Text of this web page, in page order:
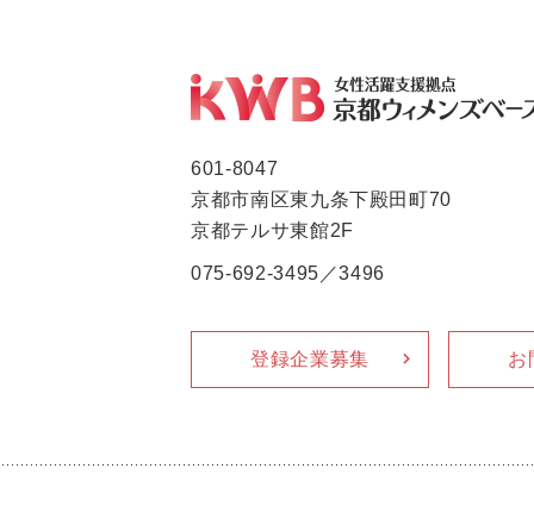
601-8047
京都市南区東九条下殿田町70
京都テルサ東館2F
075-692-3495／3496
登録企業募集 お